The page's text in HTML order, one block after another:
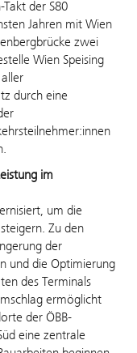
der S80
Jahren mit Wien
zwei
Wien Speising
durch eine
im
um die
Zu den
der
und die Optimierung
des Terminals
ermöglicht
der ÖBB-
eine zentrale